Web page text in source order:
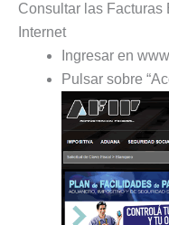
Consultar las Facturas
Internet
Ingresar en
Pulsar sobre